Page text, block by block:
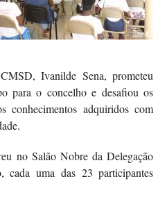
Ivanilde Sena, prometeu
para o concelho e desafiou os
conhecimentos adquiridos com
no Salão Nobre da Delegação
uma das 23 participantes